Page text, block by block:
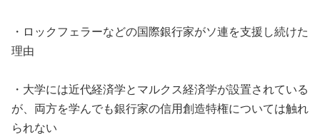
・ロックフェラーなどの国際銀行家がソ連を支援し続けた
理由
・大学には近代経済学とマルクス経済学が設置されている
が、両方を学んでも銀行家の信用創造特権については触れ
られない